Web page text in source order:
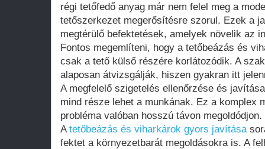
régi tetőfedő anyag már nem felel meg a
tetőszerkezet megerősítésre szorul. Ezek a
megtérülő befektetések, amelyek növelik az
Fontos megemlíteni, hogy a tetőbeázás és
csak a tető külső részére korlátozódik. A
alaposan átvizsgálják, hiszen gyakran itt
A megfelelő szigetelés ellenőrzése és
mind része lehet a munkának. Ez a komplex
probléma valóban hosszú távon megoldódjon.
Atetőbeázás és viharkárok gyors javítása
fektet a környezetbarát megoldásokra is. A